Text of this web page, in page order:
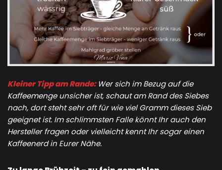
Kleiner Tipp am Rande: Wer sich im Bezug auf die
Kaffeemenge unsicher ist, schaut am Rand des Siebes
nach, dort steht sehr oft für wie viel Gramm dieses Sieb
geeignet ist. Im schlimmsten Falle könnt Ihr auch den
Hersteller fragen oder vielleicht kennt Ihr sogar einen
Kaffeenerd in Eurer Nähe.